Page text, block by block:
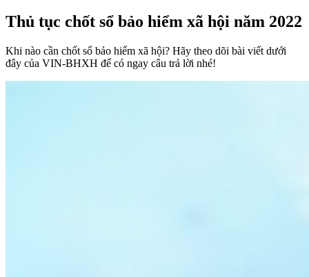
Thủ tục chốt sổ bảo hiểm xã hội năm 2022
Khi nào cần chốt sổ bảo hiểm xã hội? Hãy theo dõi bài viết dưới
đây của VIN-BHXH để có ngay câu trả lời nhé!